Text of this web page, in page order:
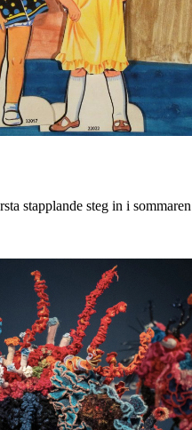
stapplande steg in i